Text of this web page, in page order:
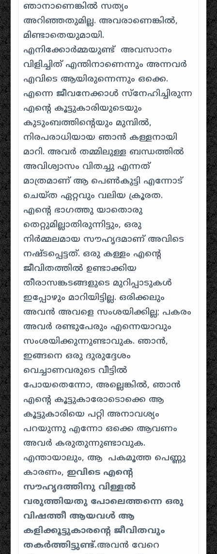
ഞാനാണെങ്കിൽ സത്യം
അറിഞ്ഞതുമില്ല. അവരാണെങ്കിൽ,
മിണ്ടാതെയുമായി.
എനിക്കോർമ്മയുണ്ട് അവസാനം
വിളിച്ചിത് എന്തിനാണെന്നും അന്നവർ
എവിടെ ആയിരുന്നെന്നും ഒക്കെ.
എന്നെ ജീവനേക്കാൾ സ്നേഹിച്ചിരുന്ന
എൻ്റെ കൂട്ടുകാരിയുടെയും
കുടുംബത്തിൻ്റെയും മുമ്പിൽ,
നിരപരാധിയായ ഞാൻ കള്ളനായി
മാറി. അവർ തമ്മിലുള്ള ബന്ധത്തിൽ
അവിശ്വാസം വിതച്ചു എന്നത്
മാത്രമാണ് ആ പെൺകുട്ടി എന്നോട്
ചെയ്ത ഏറ്റവും വലിയ ക്രൂരത.
എൻ്റെ ഭാഗത്തു യാതൊരു
തെറ്റുമില്ലാതിരുന്നിട്ടും, ഒരു
നിർമ്മലമായ സൗഹൃദമാണ് അവിടെ
നഷ്ടപ്പെട്ടത്. ഒരു കള്ളം എൻ്റെ
ജീവിതത്തിൽ ഉണ്ടാക്കിയ
തീരാസങ്കടങ്ങളുടെ മുറിപ്പാടുകൾ
ഇപ്പോഴും മാറിയിട്ടില്ല. ഒരിക്കലും
അവൻ അവളെ സംശയിക്കില്ല; പകരം
അവർ രണ്ടുപേരും എന്നെയാവും
സംശയിക്കുന്നുണ്ടാവുക. ഞാൻ,
ഇങ്ങനെ ഒരു ദുരുദ്ദേശം
വെച്ചാണവരുടെ വീട്ടിൽ
പോയതെന്നോ, അല്ലെങ്കിൽ, ഞാൻ
എൻ്റെ കൂട്ടുകാരോടൊക്കെ ആ
കൂട്ടുകാരിയെ പറ്റി അനാവശ്യം
പറയുന്നു എന്നോ ഒക്കെ ആവണം
അവർ കരുതുന്നുണ്ടാവുക.
എന്തായാലും, ആ പകമൂത്ത പെണ്ണു
കാരണം, ഇവിടെ എൻ്റെ
സൗഹൃദത്തിനു വിള്ളൽ
വരുത്തിയതു പോലെത്തന്നെ ഒരു
വിഷത്തീ ആയവൾ ആ
കളിക്കൂട്ടുകാരൻ്റെ ജീവിതവും
തകർത്തിട്ടുണ്ട്.അവൻ വേറെ